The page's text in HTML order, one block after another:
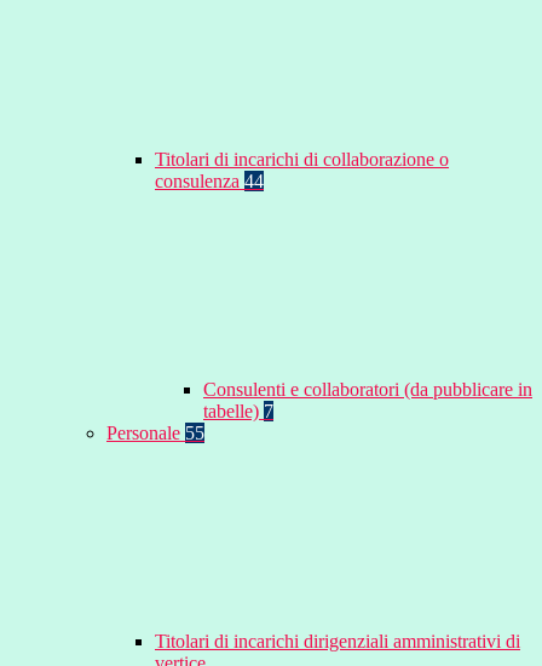
Titolari di incarichi di collaborazione o
consulenza 44
Consulenti e collaboratori (da pubblicare in
tabelle) 7
Personale 55
Titolari di incarichi dirigenziali amministrativi di